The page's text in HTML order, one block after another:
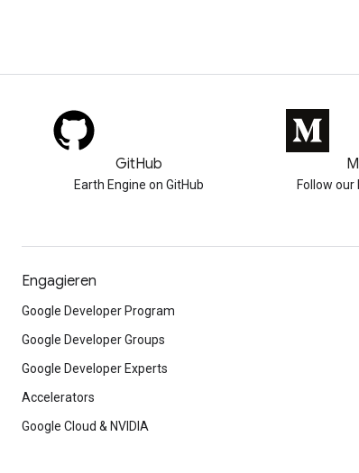
GitHub
Earth Engine on GitHub Follow
Engagieren
Google Developer Program
Google Developer Groups
Google Developer Experts
Accelerators
Google Cloud & NVIDIA